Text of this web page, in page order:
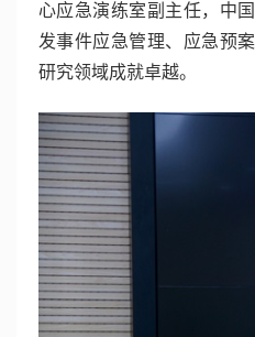
心应急演练室副主任，中
发事件应急管理、应急预
研究领域成就卓越。